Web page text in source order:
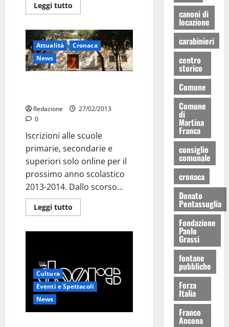
Leggi tutto
Attualità
Cronaca
News
Redazione
27/02/2013
0
Iscrizioni alle scuole
primarie, secondarie e
superiori solo online per il
prossimo anno scolastico
2013-2014. Dallo scorso...
Leggi tutto
Cultura
Eventi e Spettacoli
News
canoni di
locazione
carabinieri
centro
storico
Comune
Comune
di
Martina
Franca
consiglio
comunale
cronaca
Donato
Pentassuglia
Fondazione
Paolo
Grassi
fontane
pubbliche
Forza
Italia
Franco
Ancona